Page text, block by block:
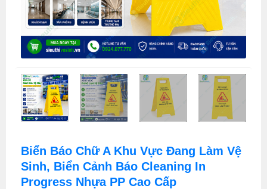
Biển Báo Chữ A Khu Vực Đang Làm Vệ
Sinh, Biển Cảnh Báo Cleaning In
Progress Nhựa PP Cao Cấp